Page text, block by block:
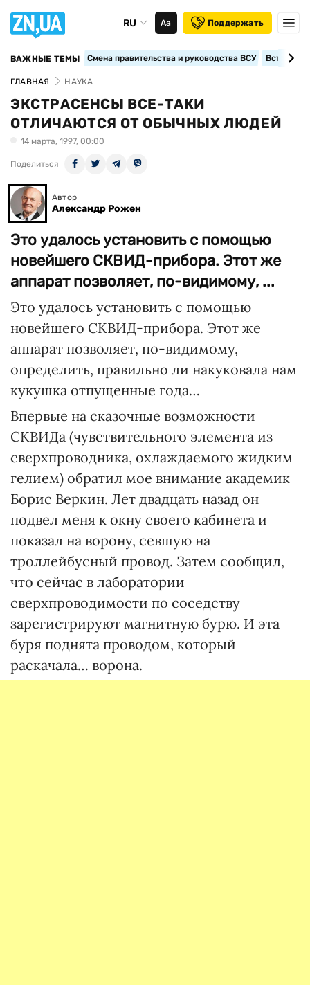
RU Аа Поддержать
ВАЖНЫЕ ТЕМЫ Смена правительства и руководства ВСУ
ГЛАВНАЯ НАУКА
ЭКСТРАСЕНСЫ ВСЕ-ТАКИ
ОТЛИЧАЮТСЯ ОТ ОБЫЧНЫХ ЛЮДЕЙ
14 марта, 1997, 00:00
Поделиться
Автор
Александр Рожен
Это удалось установить с помощью
новейшего СКВИД-прибора. Этот же
аппарат позволяет, по-видимому, ...
Это удалось установить с помощью
новейшего СКВИД-прибора. Этот же
аппарат позволяет, по-видимому,
определить, правильно ли накуковала нам
кукушка отпущенные года…
Впервые на сказочные возможности
СКВИДа (чувствительного элемента из
сверхпроводника, охлаждаемого жидким
гелием) обратил мое внимание академик
Борис Веркин. Лет двадцать назад он
подвел меня к окну своего кабинета и
показал на ворону, севшую на
троллейбусный провод. Затем сообщил,
что сейчас в лаборатории
сверхпроводимости по соседству
зарегистрируют магнитную бурю. И эта
буря поднята проводом, который
раскачала… ворона.